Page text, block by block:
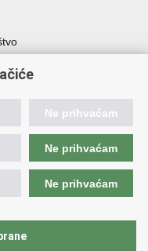
u Zadru (MCPA)
Ne prihvaćam
Ne prihvaćam
Ne prihvaćam